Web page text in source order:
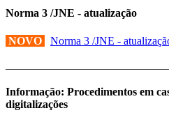
Norma 3 /JNE - atualização
NOVO
Norma 3 /JNE -
Informação: Procedimentos em
digitalizações